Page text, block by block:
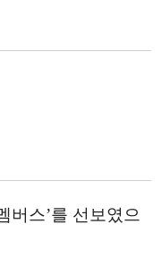
버스’를 선보였으